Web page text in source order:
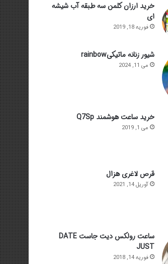
خرید ارزان کلمن سه طبقه آب شیشه
ای
فوریه 18, 2019
شیور زنانه ماتیکیrainbow
می 11, 2024
خرید ساعت هوشمند Q7Sp
می 1, 2019
قرص لاغری هزال
آوریل 14, 2021
ساعت رولکس دیت جاست DATE
JUST
فوریه 14, 2018